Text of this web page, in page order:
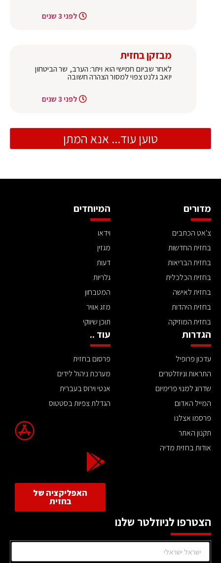
לפני 3 שנים
מבזקן בחזית
לאחר שביום חמישי הוא ויתר: הערב, שר הביטחון
יואב גלנט צפוי למסור הצהרה חשובה
לפני 3 שנים
טוען עוד... אנא המתן
מדורים
צ'אט הכתבים
בחזית החדשות
בחזית הבריאות
בחזית הכלכלית
בחזית לאישה
בחזית היהדות
בחזית המוזיקה
המיוחדים
וידאו
מגזין
דעות
גלריות
המטבחון
מזג אוויר
תוכן שיווקי
הגדרות
עדכון פרופיל
התראות וניוזלטרים
שדרוג למנוי פרימיום
המייל האדום
פרסמו אצלנו
תקנון האתר
אודות בחזית מדיה
עוד ..
פרסום בחזית
מערכת ניהול לידים
אנטי וירוס בעברית
הגדלת צפיות בסטטוס
האפליקציה של
בחזית
הצטרפו לניוזלטר שלנו